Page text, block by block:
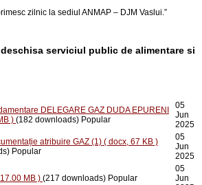
zilnic la sediul ANMAP – DJM Vaslui.”
serviciul public de alimentare si
DELEGARE GAZ DUDA EPURENI
) (182 downloads) Popular
05
Jun
2025
atribuire GAZ (1) ( docx, 67 KB )
Popular
05
Jun
2025
MB ) (217 downloads) Popular
05
Jun